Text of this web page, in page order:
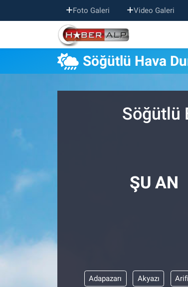
Foto Galeri Video Galeri
Söğütlü Hava
Söğütlü
ŞU AN
Adapazarı Akyazı
Nöbetçi Eczaneler
Hava Durumu
Trafik Durumu
Süper Lig Puan Durumu ve Fikstür